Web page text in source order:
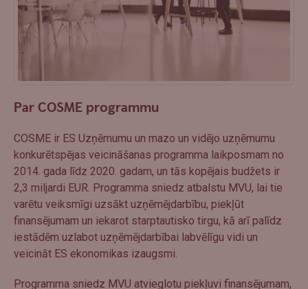
Par COSME programmu
COSME ir ES Uzņēmumu un mazo un vidējo uzņēmumu
konkurētspējas veicināšanas programma laikposmam no
2014. gada līdz 2020. gadam, un tās kopējais budžets ir
2,3 miljardi EUR. Programma sniedz atbalstu MVU, lai tie
varētu veiksmīgi uzsākt uzņēmējdarbību, piekļūt
finansējumam un iekarot starptautisko tirgu, kā arī palīdz
iestādēm uzlabot uzņēmējdarbībai labvēlīgu vidi un
veicināt ES ekonomikas izaugsmi.
Programma sniedz MVU atvieglotu piekļuvi finansējumam,